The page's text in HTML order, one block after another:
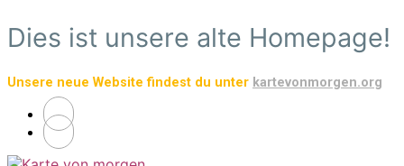
Zum
Hauptinhalt
Dies ist unsere alte Homepage!
Unsere neue Website findest du unter kartevonmorgen.org